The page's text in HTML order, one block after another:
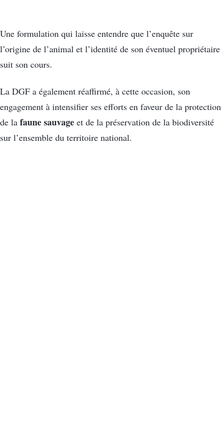
Une formulation qui laisse entendre que l’enquête sur
l’origine de l’animal et l’identité de son éventuel propriétaire
suit son cours.
La DGF a également réaffirmé, à cette occasion, son
engagement à intensifier ses efforts en faveur de la protection
de la faune sauvage et de la préservation de la biodiversité
sur l’ensemble du territoire national.